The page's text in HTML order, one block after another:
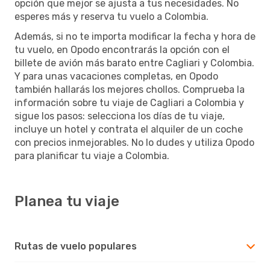
opción que mejor se ajusta a tus necesidades. No
esperes más y reserva tu vuelo a Colombia.
Además, si no te importa modificar la fecha y hora de
tu vuelo, en Opodo encontrarás la opción con el
billete de avión más barato entre Cagliari y Colombia.
Y para unas vacaciones completas, en Opodo
también hallarás los mejores chollos. Comprueba la
información sobre tu viaje de Cagliari a Colombia y
sigue los pasos: selecciona los días de tu viaje,
incluye un hotel y contrata el alquiler de un coche
con precios inmejorables. No lo dudes y utiliza Opodo
para planificar tu viaje a Colombia.
Planea tu viaje
Rutas de vuelo populares